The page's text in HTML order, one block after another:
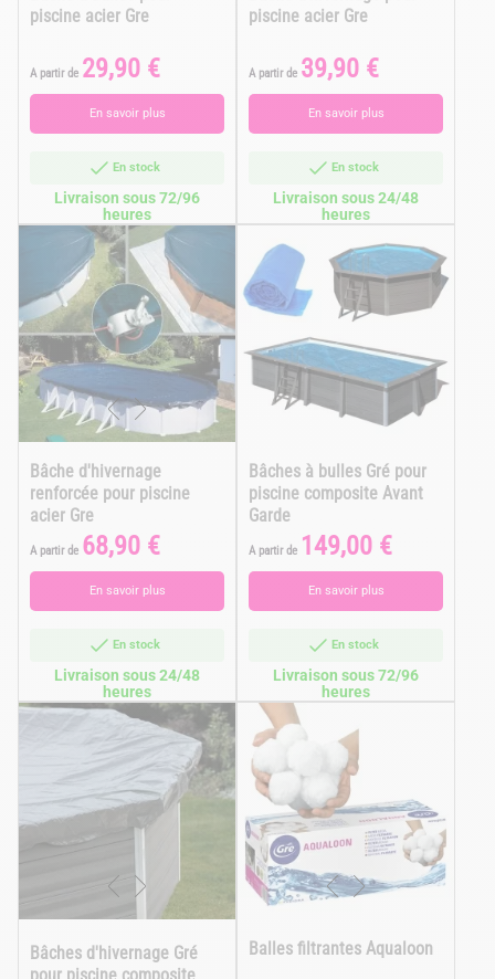
piscine acier Gre
A partir de Prix
29,90 €
En savoir plus
En stock
Livraison sous 72/96
heures
piscine acier Gre
A partir de Prix
39,90 €
En savoir plus
En stock
Livraison sous 24/48
heures
Bâche d'hivernage
renforcée pour piscine
acier Gre
A partir de Prix
68,90 €
En savoir plus
En stock
Livraison sous 24/48
heures
Bâches à bulles Gré pour
piscine composite Avant
Garde
A partir de Prix
149,00 €
En savoir plus
En stock
Livraison sous 72/96
heures
Bâches d'hivernage Gré
Balles filtrantes Aqualoon